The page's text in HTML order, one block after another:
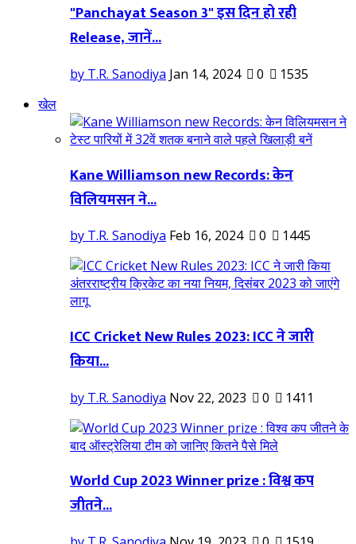
"Panchayat Season 3" इस दिन हो रही
Release, जानें...
by T.R. Sanodiya Jan 14, 2024 0
1535
खेल
Kane Williamson new Records: केन
विलियमसन ने...
by T.R. Sanodiya Feb 16, 2024 0 1445
ICC Cricket New Rules 2023: ICC ने जारी
किया...
by T.R. Sanodiya Nov 22, 2023 0 1411
World Cup 2023 Winner prize : विश्व कप
जीतने...